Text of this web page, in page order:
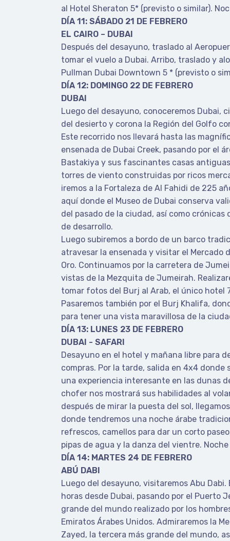
al Hotel Sheraton 5* (previsto o similar).
DÍA 11: SÁBADO 21 DE FEBRERO
EL CAIRO – DUBAI
Después del desayuno, traslado al
tomar el vuelo a Dubai. Arribo, traslado y
Pullman Dubai Downtown 5 * (previsto o
DÍA 12: DOMINGO 22 DE FEBRERO
DUBAI
Luego del desayuno, conoceremos Dubai,
del desierto y corona la Región del Golfo
Este recorrido nos llevará hasta las
ensenada de Dubai Creek, pasando por el
Bastakiya y sus fascinantes casas
torres de viento construidas por ricos
iremos a la Fortaleza de Al Fahidi de 225
aquí donde el Museo de Dubai conserva
del pasado de la ciudad, así como
de desarrollo.
Luego subiremos a bordo de un barco
atravesar la ensenada y visitar el Mercado
Oro. Continuamos por la carretera de
vistas de la Mezquita de Jumeirah.
tomar fotos del Burj al Arab, el único hotel
Pasaremos también por el Burj Khalifa,
para tener una vista maravillosa de la
DÍA 13: LUNES 23 DE FEBRERO
DUBAI - SAFARI
Desayuno en el hotel y mañana libre para
compras. Por la tarde, salida en 4x4 donde
una experiencia interesante en las dunas
chofer nos mostrará sus habilidades al
después de mirar la puesta del sol,
donde tendremos una noche árabe
refrescos, camellos para dar un corto
pipas de agua y la danza del vientre. Noche
DÍA 14: MARTES 24 DE FEBRERO
ABÚ DABI
Luego del desayuno, visitaremos Abu Dabi.
horas desde Dubai, pasando por el Puerto
grande del mundo realizado por los
Emiratos Árabes Unidos. Admiraremos la
Zayed, la tercera más grande del mundo,